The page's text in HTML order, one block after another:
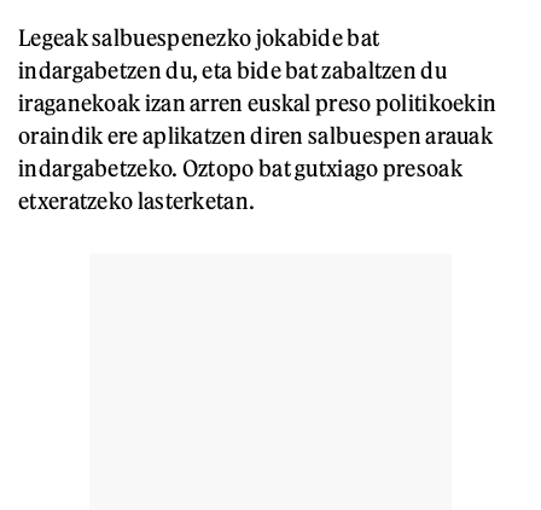
Legeak salbuespenezko jokabide bat
indargabetzen du, eta bide bat zabaltzen du
iraganekoak izan arren euskal preso politikoekin
oraindik ere aplikatzen diren salbuespen arauak
indargabetzeko. Oztopo bat gutxiago presoak
etxeratzeko lasterketan.